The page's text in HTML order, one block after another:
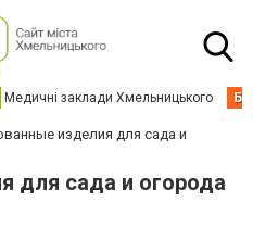
Медичні заклади Хмельницького Б
изделия для сада и
для сада и огорода